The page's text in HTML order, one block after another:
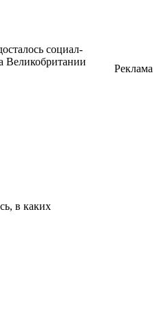
социал-
Великобритании
в каких
Реклама